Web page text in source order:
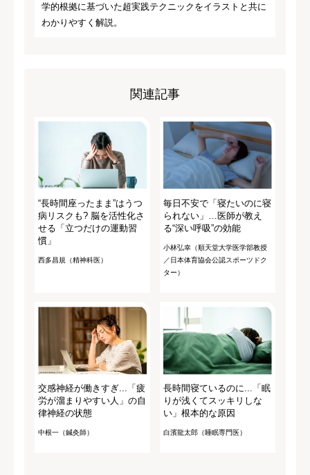
学的根拠に基づいた超実践テクニックをイラストと共に
わかりやすく解説。
関連記事
“長時間座ったまま”はうつ
病リスクも? 脳を活性化さ
せる「立つだけの運動習
慣」
西多昌規（精神科医）
毎日不安で「寝たいのに寝
られない」…医師が教え
る“深い呼吸”の効能
小林弘幸（順天堂大学医学部教授
／日本体育協会公認スポーツドク
ター）
交感神経が働きすぎ...「疲
労が溜まりやすい人」の自
律神経の状態
中根一（鍼灸師）
長時間寝ているのに...「眠
りが浅くてスッキリしな
い」根本的な原因
白濱龍太郎（睡眠専門医）